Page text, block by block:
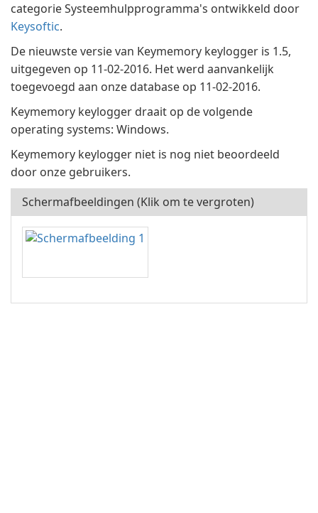
categorie Systeemhulpprogramma's ontwikkeld door
Keysoftic.
De nieuwste versie van Keymemory keylogger is 1.5,
uitgegeven op 11-02-2016. Het werd aanvankelijk
toegevoegd aan onze database op 11-02-2016.
Keymemory keylogger draait op de volgende
operating systems: Windows.
Keymemory keylogger niet is nog niet beoordeeld
door onze gebruikers.
Schermafbeeldingen (Klik om te vergroten)